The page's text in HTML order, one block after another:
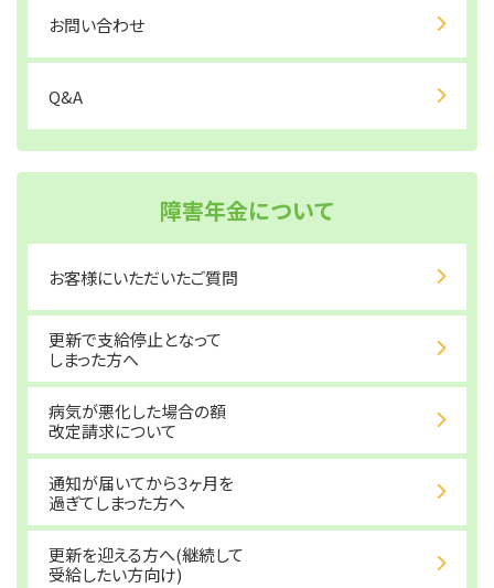
お問い合わせ
Q&A
障害年金について
お客様にいただいたご質問
更新で支給停止となって
しまった方へ
病気が悪化した場合の額
改定請求について
通知が届いてから３ヶ月を
過ぎてしまった方へ
更新を迎える方へ(継続して
受給したい方向け)